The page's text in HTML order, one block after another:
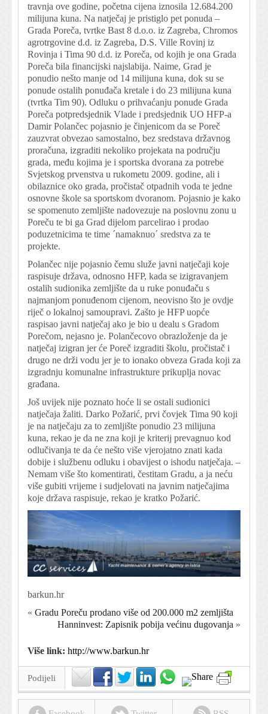
travnja ove godine, početna cijena iznosila 12.684.200
milijuna kuna. Na natječaj je pristiglo pet ponuda –
Grada Poreča, tvrtke Bast 8 d.o.o. iz Zagreba, Chromos
agrotrgovine d.d. iz Zagreba, D.S. Ville Rovinj iz
Rovinja i Tima 90 d.d. iz Poreča, od kojih je ona Grada
Poreča bila financijski najslabija. Naime, Grad je
ponudio nešto manje od 14 milijuna kuna, dok su se
ponude ostalih ponuđača kretale i do 23 milijuna kuna
(tvrtka Tim 90). Odluku o prihvaćanju ponude Grada
Poreča potpredsjednik Vlade i predsjednik UO HFP-a
Damir Polančec pojasnio je činjenicom da se Poreč
zauzvrat obvezao samostalno, bez sredstava državnog
proračuna, izgraditi nekoliko projekata na području
grada, među kojima je i sportska dvorana za potrebe
Svjetskog prvenstva u rukometu 2009. godine, ali i
obilaznice oko grada, pročistač otpadnih voda te jedne
osnovne škole sa sportskom dvoranom. Pojasnio je kako
se spomenuto zemljište nadovezuje na poslovnu zonu u
Poreču te bi ga Grad dijelom parcelirao i prodao
poduzetnicima te time ´namaknuo´ sredstva za te
projekte.
Polančec nije pojasnio čemu služe javni natječaji koje
raspisuje država, odnosno HFP, kada se izigravanjem
ostalih sudionika zemljište da u ruke ponuđaču s
najmanjom ponuđenom cijenom, neovisno što je ovdje
riječ o lokalnoj samoupravi. Zašto je HFP uopće
raspisao javni natječaj ako je bio u dealu s Gradom
Porečom, nejasno je. Polančecovo obrazloženje da je
natječaj izigran jer će Poreč izgraditi školu, pročistač i
drugo ne drži vodu jer je to ionako obveza Grada koji za
izgradnju komunalne infrastrukture prikuplja novac
građana.
Još uvijek nije poznato hoće li se ostali sudionici
natječaja žaliti. Darko Požarić, prvi čovjek Tima 90 koji
je na natječaju za to zemljište ponudio 23 milijuna
kuna, rekao je da ne zna koji je kriterij prevagnuo kod
odlučivanja te da će nešto više vjerojatno znati kada
dobije i službenu odluku i obavijest o ishodu natječaja. –
Nemam više što komentirati, čestitam Gradu, a ja neću
više gubiti vrijeme i sudjelovati na javnim natječajima
koje država raspisuje, rekao je kratko Požarić.
barkun.hr
« Gradu Poreču prodano više od 200.000 m2 zemljišta
Hanninvest: Zapisnik pobija većinu dugovanja »
Više link: http://www.barkun.hr
Podijeli